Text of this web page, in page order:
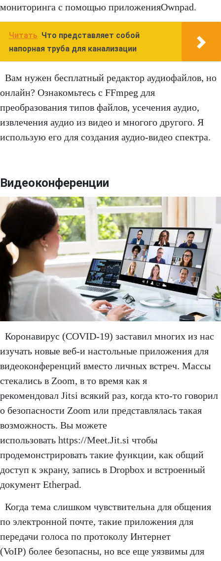
мониторинга с помощью приложенияOwnpad.
Читать Что представляет собой
напорная труба для канализации
Вам нужен бесплатный редактор аудиофайлов, но
онлайн? Ознакомьтесь с FFmpeg для
преобразования типов файлов, усечения аудио,
извлечения аудио из видео и многого другого. Я
использую его для создания аудио-видео спектра.
Видеоконференции
Коронавирус (COVID-19) заставил многих из нас
изучать новые веб-и настольные приложения для
видеоконференций вместо личных встреч. Массы
стекались в Zoom, в то время как я
рекомендовал Jitsi всякий раз, когда кто-то говорил
о безопасности Zoom или представлялась такая
возможность. Вы можете
использовать https://Meet.Jit.si чтобы
продемонстрировать такие функции, как общий
доступ к экрану, запись в Dropbox и встроенный
документ Etherpad.
Когда тема слишком чувствительна для общения
по электронной почте, такие приложения для
передачи голоса по протоколу Интернет
(VoIP) более безопасны, но все еще уязвимы для